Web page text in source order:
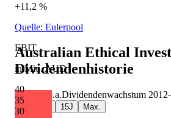
EBIT
in Mio. AUD
40
35
30
+11,2 %
Quelle: Eulerpool
Australian Ethical
Dividendenhistorie
-10,6 % p.a.Dividendenwachstum 2012
5J 15J Max.